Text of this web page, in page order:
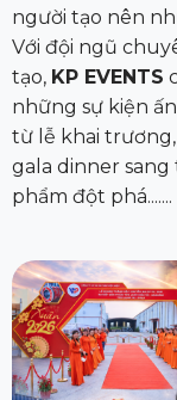
người tạo nên
Với đội ngũ
tạo, KP EVENTS
những sự kiện
từ lễ khai
gala dinner sang
phẩm đột phá.......